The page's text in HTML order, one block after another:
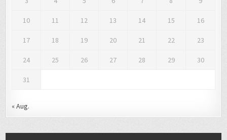
10 11 12 13 14 15 16
17 18 19 20 21 22 23
24 25 26 27 28 29 30
31
« Aug.